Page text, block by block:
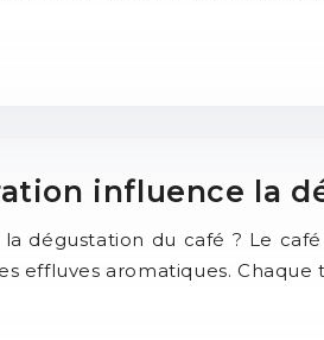
influence la
dégustation du café ? Le
effluves aromatiques. Chaque